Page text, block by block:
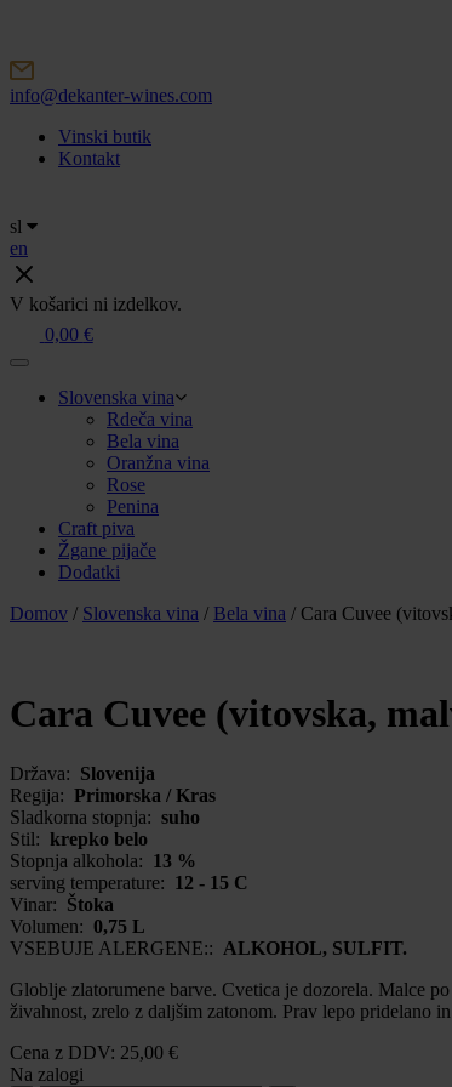
content
info@dekanter-wines.com
Vinski butik
Kontakt
sl
en
V košarici ni izdelkov.
0,00 €
Slovenska vina
Rdeča vina
Bela vina
Oranžna vina
Rose
Penina
Craft piva
Žgane pijače
Dodatki
Domov / Slovenska vina / Bela vina / Cara Cuvee
Cara Cuvee (vitovska,
Država: Slovenija
Regija: Primorska / Kras
Sladkorna stopnja: suho
Stil: krepko belo
Stopnja alkohola: 13 %
serving temperature: 12 - 15 C
Vinar: Štoka
Volumen: 0,75 L
VSEBUJE ALERGENE:: ALKOHOL, SULFIT.
Globlje zlatorumene barve. Cvetica je dozorela. Malce
živahnost, zrelo z daljšim zatonom. Prav lepo pridelano
Cena z DDV: 25,00 €
Na zalogi